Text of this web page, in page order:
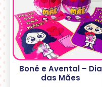
Boné e Avental – Dia
das Mães